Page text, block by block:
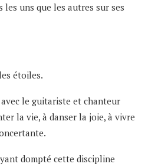
les uns que les autres sur ses
étoiles.
le guitariste et chanteur
la vie, à danser la joie, à vivre
dompté cette discipline